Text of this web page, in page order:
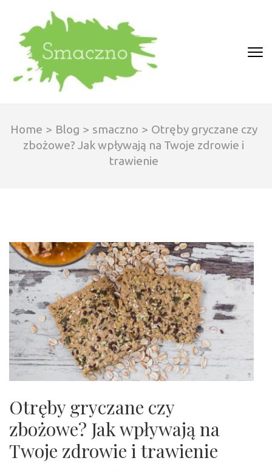
content
(Press
Enter)
Home > Blog > smaczno > Otręby gryczane czy
zbożowe? Jak wpływają na Twoje zdrowie i
trawienie
Otręby gryczane czy
zbożowe? Jak wpływają na
Twoje zdrowie i trawienie